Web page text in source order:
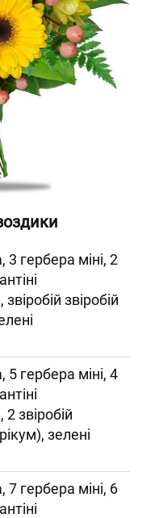
3 гербера міні, 2
звіробій
5 гербера міні, 4
звіробій
зелені
7 гербера міні, 6